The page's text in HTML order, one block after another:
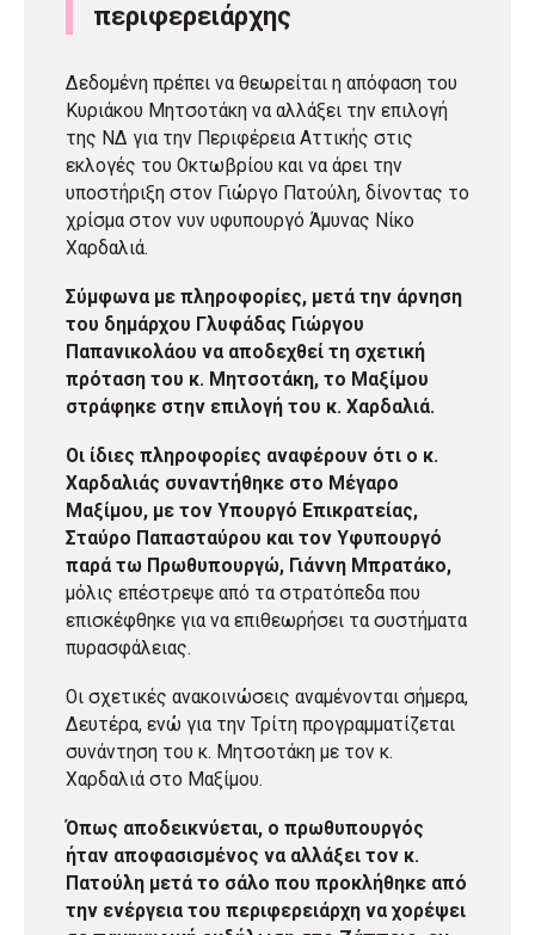
περιφερειάρχης
Δεδομένη πρέπει να θεωρείται η απόφαση του
Κυριάκου Μητσοτάκη να αλλάξει την επιλογή
της ΝΔ για την Περιφέρεια Αττικής στις
εκλογές του Οκτωβρίου και να άρει την
υποστήριξη στον Γιώργο Πατούλη, δίνοντας το
χρίσμα στον νυν υφυπουργό Άμυνας Νίκο
Χαρδαλιά.
Σύμφωνα με πληροφορίες, μετά την άρνηση
του δημάρχου Γλυφάδας Γιώργου
Παπανικολάου να αποδεχθεί τη σχετική
πρόταση του κ. Μητσοτάκη, το Μαξίμου
στράφηκε στην επιλογή του κ. Χαρδαλιά.
Οι ίδιες πληροφορίες αναφέρουν ότι ο κ.
Χαρδαλιάς συναντήθηκε στο Μέγαρο
Μαξίμου, με τον Υπουργό Επικρατείας,
Σταύρο Παπασταύρου και τον Υφυπουργό
παρά τω Πρωθυπουργώ, Γιάννη Μπρατάκο,
μόλις επέστρεψε από τα στρατόπεδα που
επισκέφθηκε για να επιθεωρήσει τα συστήματα
πυρασφάλειας.
Οι σχετικές ανακοινώσεις αναμένονται σήμερα,
Δευτέρα, ενώ για την Τρίτη προγραμματίζεται
συνάντηση του κ. Μητσοτάκη με τον κ.
Χαρδαλιά στο Μαξίμου.
Όπως αποδεικνύεται, ο πρωθυπουργός
ήταν αποφασισμένος να αλλάξει τον κ.
Πατούλη μετά το σάλο που προκλήθηκε από
την ενέργεια του περιφερειάρχη να χορέψει